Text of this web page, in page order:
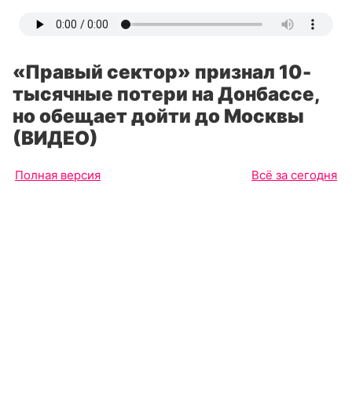
«Правый сектор» признал 10-
тысячные потери на Донбассе,
но обещает дойти до Москвы
(ВИДЕО)
Полная версия Всё за сегодня